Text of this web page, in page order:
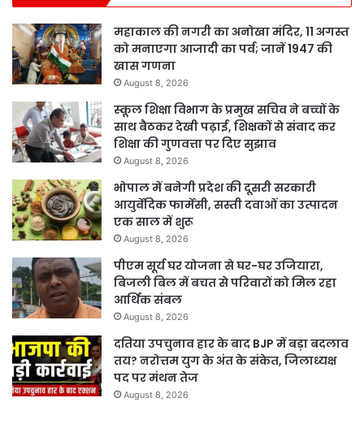
महाकाल की नगरी का अनोखा मंदिर, 11 अगस्त
को मनाएगा आजादी का पर्व; जानें 1947 की
खास गणना
August 8, 2026
स्कूल शिक्षा विभाग के प्रमुख सचिव ने बच्चों के
साथ बैठकर देखी पढ़ाई, शिक्षकों से संवाद कर
शिक्षा की गुणवत्ता पर दिए सुझाव
August 8, 2026
भोपाल में बनेगी प्रदेश की दूसरी सरकारी
आयुर्वेदिक फार्मेसी, सस्ती दवाओं का उत्पादन
एक साल में शुरू
August 8, 2026
पीएम सूर्य घर योजना से घर-घर उजियारा,
बिजली बिल में बचत से परिवारों को मिल रहा
आर्थिक संबल
August 8, 2026
दतिया उपचुनाव हार के बाद BJP में बड़ा बदलाव
तय? नरोत्तम युग के अंत के संकेत, जिलाध्यक्ष
पद पर मंथन तेज
August 8, 2026